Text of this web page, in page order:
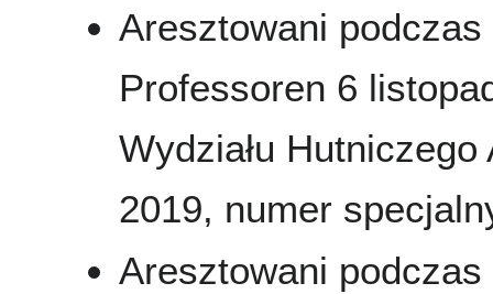
Aresztowani
Professoren 6
Wydziału
2019, numer
Aresztowani